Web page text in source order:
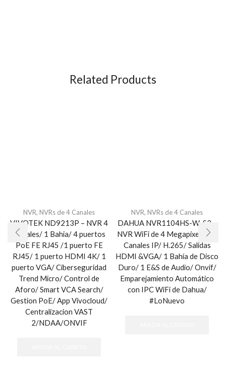
Related Products
NVR, NVRs de 4 Canales
VIVOTEK ND9213P – NVR 4
Canales/ 1 Bahia/ 4 puertos
PoE FE RJ45 /1 puerto FE
RJ45/ 1 puerto HDMI 4K/ 1
puerto VGA/ Ciberseguridad
Trend Micro/ Control de
Aforo/ Smart VCA Search/
Gestion PoE/ App Vivocloud/
Centralizacion VAST
2/NDAA/ONVIF
NVR, NVRs de 4 Canales
DAHUA NVR1104HS-W-S2 –
NVR WiFi de 4 Megapixeles/ 4
Canales IP/ H.265/ Salidas
HDMI &VGA/ 1 Bahía de Disco
Duro/ 1 E&S de Audio/ Onvif/
Emparejamiento Automático
con IPC WiFi de Dahua/
#LoNuevo